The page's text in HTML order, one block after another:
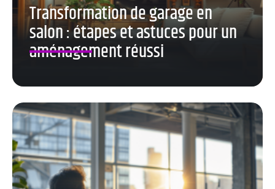
Transformation de garage en
salon : étapes et astuces pour un
aménagement réussi